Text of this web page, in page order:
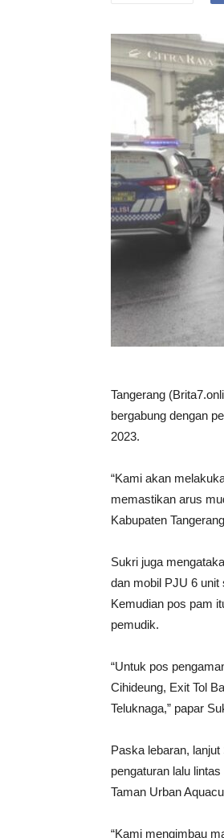
Tangerang
bergabung dengan
2023.
“Kami akan
memastikan arus
Kabupaten
Sukri juga
dan mobil PJU 6 unit
Kemudian pos pam
pemudik.
“Untuk pos
Cihideung, Exit Tol
Teluknaga,” papar
Paska lebaran,
pengaturan lalu
Taman Urban
“Kami mengimbau